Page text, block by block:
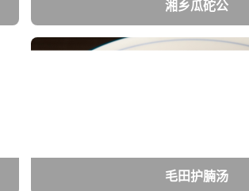
湘乡瓜砣公
毛田护腩汤